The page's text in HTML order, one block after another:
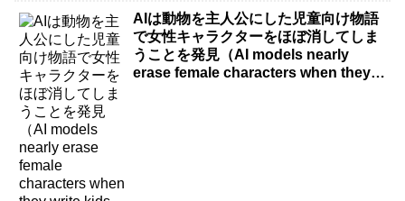
AIは動物を主人公にした児童向け物語
で女性キャラクターをほぼ消してしま
うことを発見（AI models nearly
erase female characters when they